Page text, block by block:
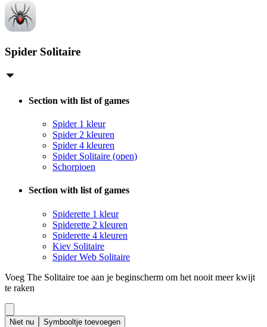
Spider Solitaire
Section with list of games
Spider 1 kleur
Spider 2 kleuren
Spider 4 kleuren
Spider Solitaire (open)
Schorpioen
Section with list of games
Spiderette 1 kleur
Spiderette 2 kleuren
Spiderette 4 kleuren
Kiev Solitaire
Spider Web Solitaire
Voeg The Solitaire toe aan je beginscherm om het nooit meer kwijt
te raken
Niet nu Symbooltje toevoegen